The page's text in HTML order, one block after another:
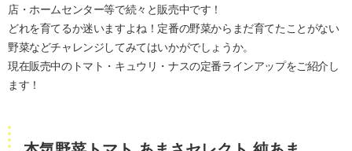
店・ホームセンター等で続々と販売中です！
どれを育てるか迷いますよね！定番の野菜からまだ育てたことがない
野菜などチャレンジしてみてはいかがでしょうか。
現在販売中のトマト・キュウリ・ナスの定番ラインアップをご紹介し
ます！